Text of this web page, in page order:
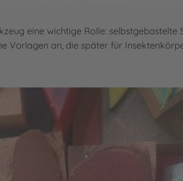
eine wichtige Rolle: selbstgebastelte
Vorlagen an, die später für